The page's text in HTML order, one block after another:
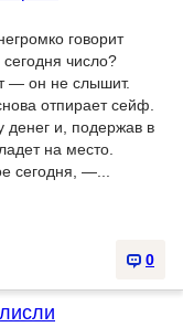
говорит
число?
— он не слышит.
отпирает сейф.
денег и, подержав в
на место.
сегодня, —...
0